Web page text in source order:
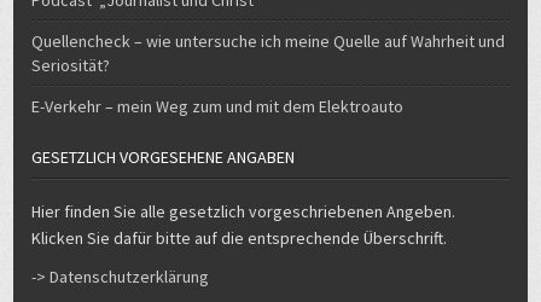
Quellencheck – wie untersuche ich meine Quelle auf Wahrheit und
Seriosität?
E-Verkehr – mein Weg zum und mit dem Elektroauto
GESETZLICH VORGESEHENE ANGABEN
Hier finden Sie alle gesetzlich vorgeschriebenen Angeben.
Klicken Sie dafür bitte auf die entsprechende Überschrift.
-> Datenschutzerklärung